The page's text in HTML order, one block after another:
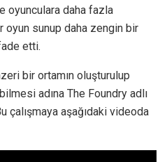
oyunculara daha fazla
sunup daha zengin bir
etti.
bir ortamın oluşturulup
adına The Foundry adlı
çalışmaya aşağıdaki videoda